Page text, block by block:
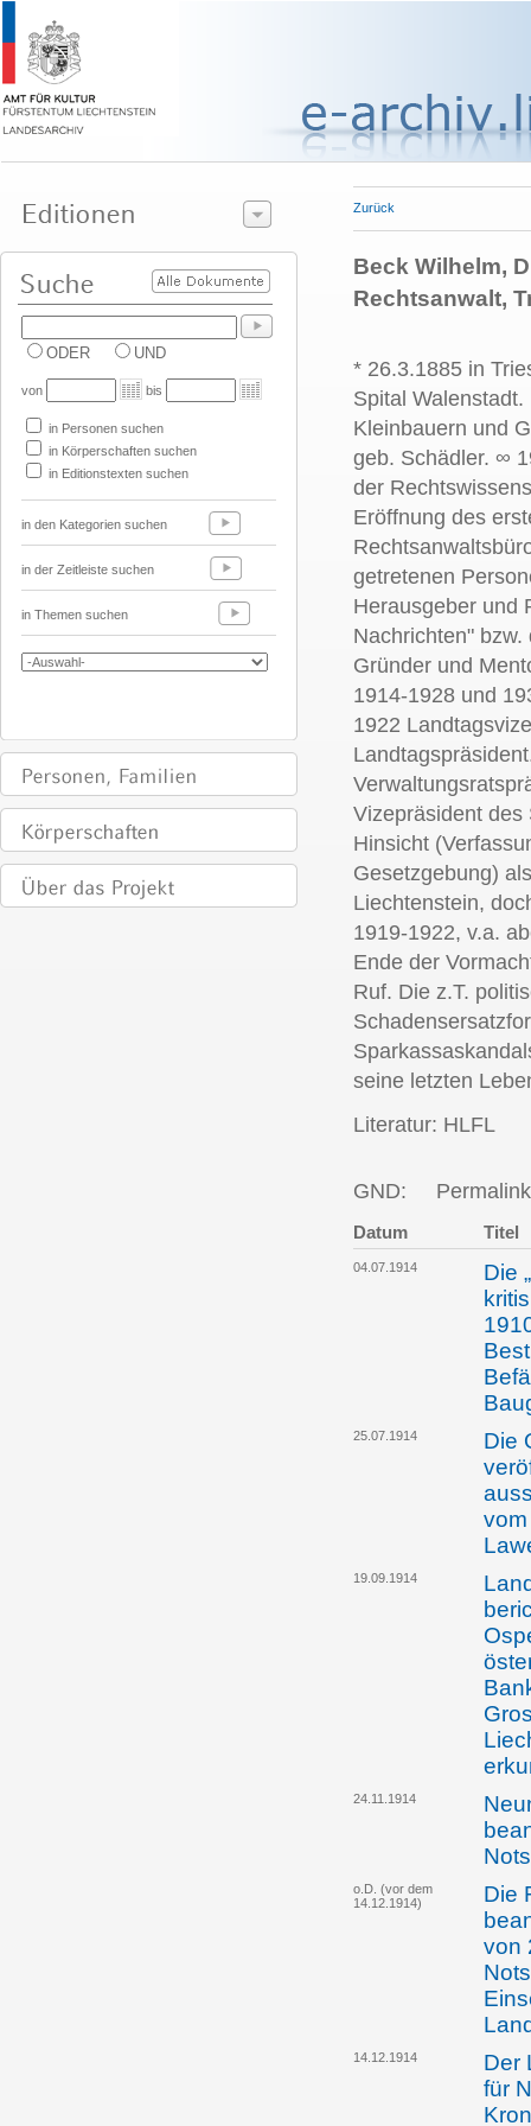
ODER UND
von bis
in Personen suchen
in Körperschaften suchen
in Editionstexten suchen
in den Kategorien suchen
in der Zeitleiste suchen
in Themen suchen
Zurück
Beck Wilhelm,
Rechtsanwalt,
* 26.3.1885 in
Spital
Kleinbauern und
geb. Schädler. ∞
der
Eröffnung des
getretenen
Herausgeber und
Nachrichten"
Gründer und
1914-1928 und
1922
Vizepräsident des
Hinsicht
Gesetzgebung)
Liechtenstein,
1919-1922, v.a.
Ende der
Ruf. Die z.T.
seine letzten
Literatur: HLFL
GND:
Datum Titel
04.07.1914
Die
25.07.1914
Die
19.09.1914
24.11.1914
o.D. (vor dem
14.12.1914)
Die
von
14.12.1914
Der
für